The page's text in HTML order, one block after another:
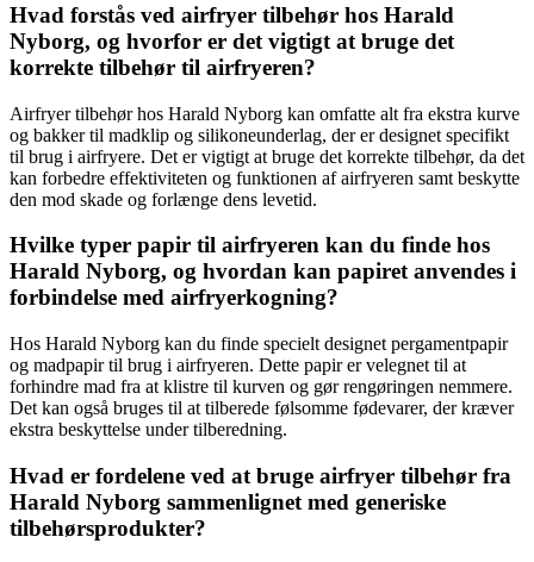
Hvad forstås ved airfryer tilbehør hos Harald
Nyborg, og hvorfor er det vigtigt at bruge det
korrekte tilbehør til airfryeren?
Airfryer tilbehør hos Harald Nyborg kan omfatte alt fra ekstra kurve
og bakker til madklip og silikoneunderlag, der er designet specifikt
til brug i airfryere. Det er vigtigt at bruge det korrekte tilbehør, da det
kan forbedre effektiviteten og funktionen af airfryeren samt beskytte
den mod skade og forlænge dens levetid.
Hvilke typer papir til airfryeren kan du finde hos
Harald Nyborg, og hvordan kan papiret anvendes i
forbindelse med airfryerkogning?
Hos Harald Nyborg kan du finde specielt designet pergamentpapir
og madpapir til brug i airfryeren. Dette papir er velegnet til at
forhindre mad fra at klistre til kurven og gør rengøringen nemmere.
Det kan også bruges til at tilberede følsomme fødevarer, der kræver
ekstra beskyttelse under tilberedning.
Hvad er fordelene ved at bruge airfryer tilbehør fra
Harald Nyborg sammenlignet med generiske
tilbehørsprodukter?